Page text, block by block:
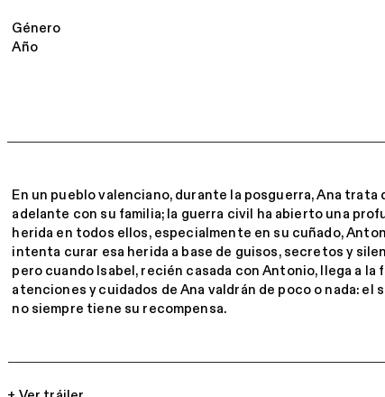
​Género
Año
En un pueblo valenciano, durante la posguerra, Ana trata
adelante con su familia; la guerra civil ha abierto una
herida en todos ellos, especialmente en su cuñado,
intenta curar esa herida a base de guisos, secretos y
pero cuando Isabel, recién casada con Antonio, llega a la
atenciones y cuidados de Ana valdrán de poco o nada: el
no siempre tiene su recompensa.